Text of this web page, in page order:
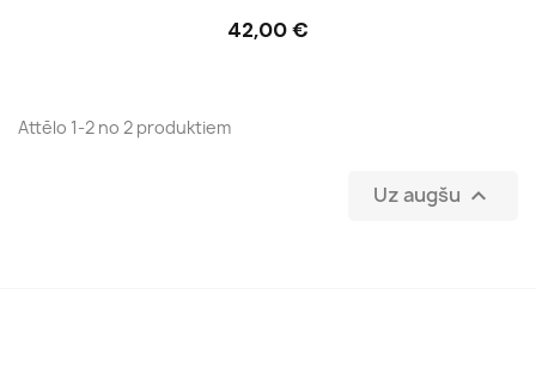
42,00 €
Ielikt grozā
Attēlo 1-2 no 2 produktiem
Uz augšu 